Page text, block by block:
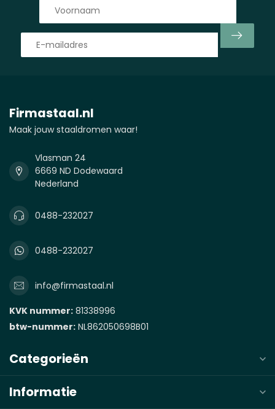
Firmastaal.nl
Maak jouw staaldromen waar!
Vlasman 24
6669 ND Dodewaard
Nederland
0488-232027
0488-232027
info@firmastaal.nl
KVK nummer: 81338996
btw-nummer: NL862050698B01
Categorieën
Informatie